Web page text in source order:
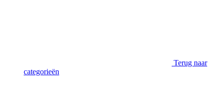
Terug naar
categorieën